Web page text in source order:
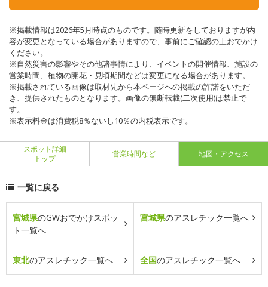
※掲載情報は2026年5月時点のものです。随時更新をしておりますが内
容が変更となっている場合がありますので、事前にご確認の上おでかけ
ください。
※自然災害の影響やその他諸事情により、イベントの開催情報、施設の
営業時間、植物の開花・見頃期間などは変更になる場合があります。
※掲載されている画像は取材先から本ページへの掲載の許諾をいただ
き、提供されたものとなります。画像の無断転載(二次使用)は禁止で
す。
※表示料金は消費税8％ないし10％の内税表示です。
スポット詳細
トップ
営業時間など 地図・アクセス
一覧に戻る
宮城県のGWおでかけスポッ
ト一覧へ
宮城県のアスレチック一覧へ
東北のアスレチック一覧へ 全国のアスレチック一覧へ